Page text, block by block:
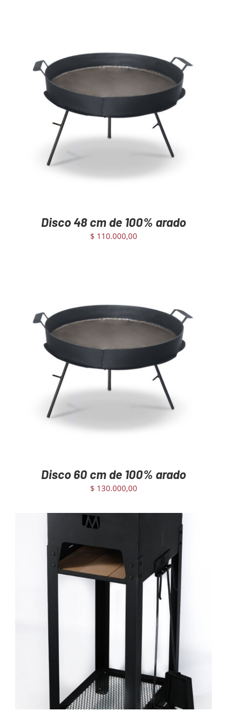
AGREGAR AL CARRITO DETAILS
Disco 48 cm de 100% arado
$ 110.000,00
AGREGAR AL CARRITO DETAILS
Disco 60 cm de 100% arado
$ 130.000,00
DETAILS